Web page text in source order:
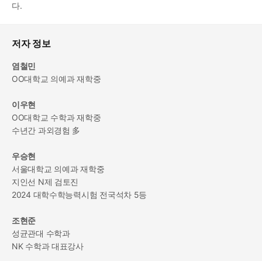
다.
저자 정보
염철민
OO대학교 의예과 재학중
이우현
OO대학교 수학과 재학중
수년간 과외경험 多
우승현
서울대학교 의예과 재학중
지인선 N제 검토진
2024 대학수학능력시험 전국석차 5등
조현준
성균관대 수학과
NK 수학과 대표강사